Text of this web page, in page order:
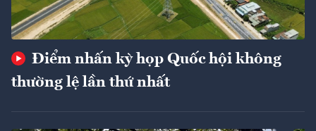
Điểm nhấn kỳ họp Quốc hội không
thường lệ lần thứ nhất